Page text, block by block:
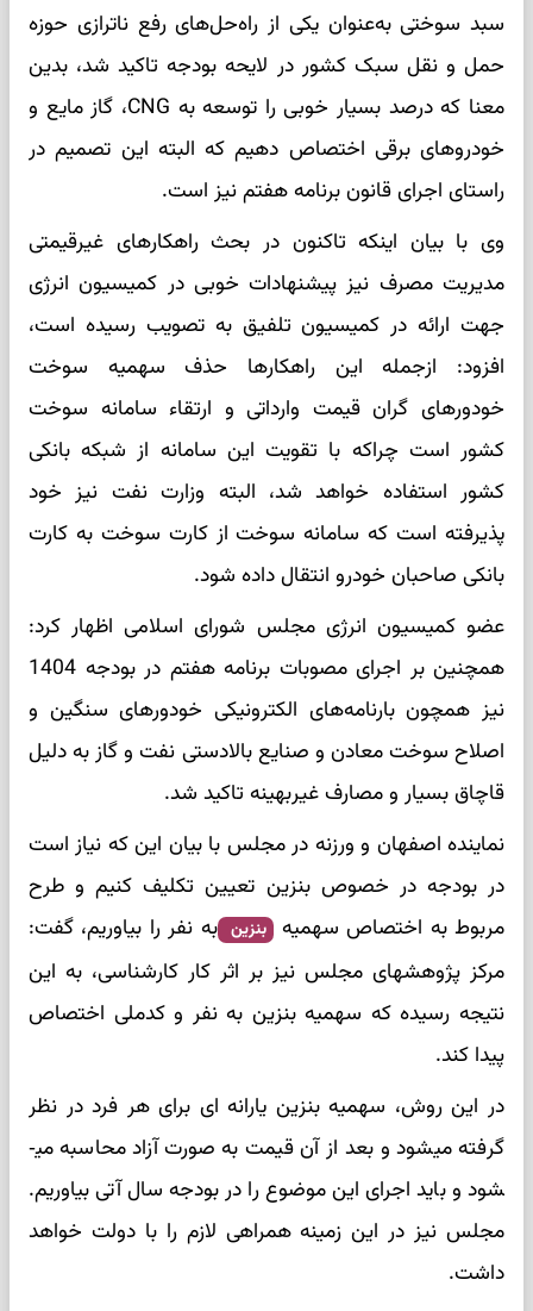
سبد سوختی به‌عنوان یکی از راه‌حل‌های رفع ناترازی حوزه
حمل و نقل سبک کشور در لایحه بودجه تاکید شد، بدین
معنا که درصد بسیار خوبی را توسعه به CNG، گاز مایع و
خودروهای برقی اختصاص دهیم که البته این تصمیم در
راستای اجرای قانون برنامه هفتم نیز است.
وی با بیان اینکه تاکنون در بحث راهکارهای غیرقیمتی
مدیریت مصرف نیز پیشنهادات خوبی در کمیسیون انرژی
جهت ارائه در کمیسیون تلفیق به تصویب رسیده است،
افزود: ازجمله این راهکارها حذف سهمیه سوخت
خودورهای گران قیمت وارداتی و ارتقاء سامانه سوخت
کشور است چراکه با تقویت این سامانه از شبکه بانکی
کشور استفاده خواهد شد، البته وزارت نفت نیز خود
پذیرفته است که سامانه سوخت از کارت سوخت به کارت
بانکی صاحبان خودرو انتقال داده شود.
عضو کمیسیون انرژی مجلس شورای اسلامی اظهار کرد:
همچنین بر اجرای مصوبات برنامه هفتم در بودجه 1404
نیز همچون بارنامه‌های الکترونیکی خودورهای سنگین و
اصلاح سوخت معادن و صنایع بالادستی نفت و گاز به دلیل
قاچاق بسیار و مصارف غیربهینه تاکید شد.
نماینده اصفهان و ورزنه در مجلس با بیان این که نیاز است
در بودجه در خصوص بنزین تعیین تکلیف کنیم و طرح
مربوط به اختصاص سهمیه بنزین به نفر را بیاوریم، گفت:
مرکز پژوهش­های مجلس نیز بر اثر کار کارشناسی­، به این
نتیجه رسیده­ که سهمیه بنزین به نفر و کدملی اختصاص
پیدا کند.
در این روش، سهمیه بنزین یارانه ­ای برای هر فرد در نظر
گرفته می­شود و بعد از آن قیمت به صورت آزاد محاسبه می­
شود و باید اجرای این موضوع را در بودجه سال آتی بیاوریم.
مجلس نیز در این زمینه همراهی لازم را با دولت خواهد
داشت.